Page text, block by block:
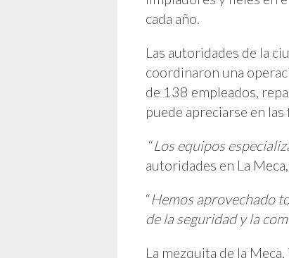
cada año.
Las autoridades de la
coordinaron una
de 138 empleados,
puede apreciarse en
“Los equipos
autoridades en La
“Hemos aprovechado
de la seguridad y la
La mezquita de la